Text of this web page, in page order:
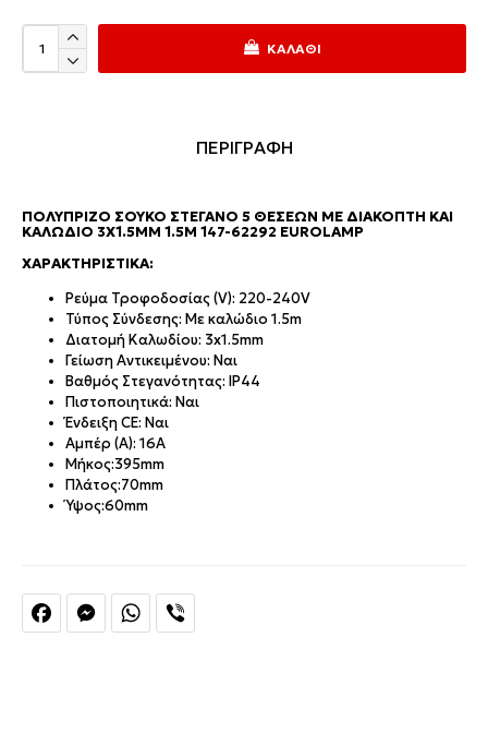
ΚΑΛΆΘΙ
FacebookMessengerWhatsApp
ΠΕΡΙΓΡΑΦΗ
ΠΟΛΎΠΡΙΖΟ ΣΟΎΚΟ ΣΤΕΓΑΝΌ 5 ΘΈΣΕΩΝ ΜΕ ΔΙΑΚΌΠΤΗ ΚΑΙ
ΚΑΛΏΔΙΟ 3X1.5MM 1.5M 147-62292 EUROLAMP
ΧΑΡΑΚΤΗΡΙΣΤΙΚΆ:
Ρεύμα Τροφοδοσίας (V): 220-240V
Τύπος Σύνδεσης: Με καλώδιο 1.5m
Διατομή Καλωδίου: 3x1.5mm
Γείωση Αντικειμένου: Ναι
Βαθμός Στεγανότητας: IP44
Πιστοποιητικά: Ναι
Ένδειξη CE: Ναι
Αμπέρ (A): 16A
Μήκος:395mm
Πλάτος:70mm
Ύψος:60mm